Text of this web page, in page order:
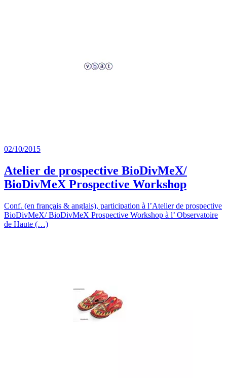
02/10/2015
Atelier de prospective BioDivMeX/
BioDivMeX Prospective Workshop
Conf. (en français & anglais), participation à l’Atelier de prospective
BioDivMeX/ BioDivMeX Prospective Workshop à l’ Observatoire
de Haute (…)